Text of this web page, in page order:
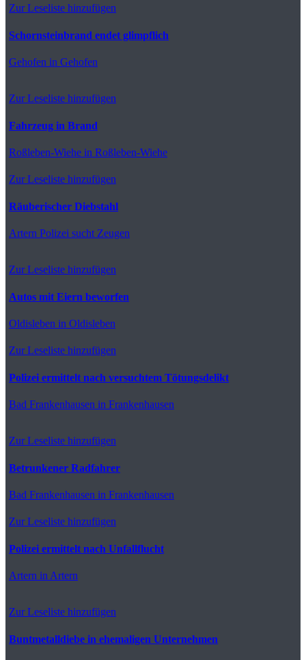
Zur Leseliste hinzufügen
Schornsteinbrand endet glimpflich
Gehofen in Gehofen
Zur Leseliste hinzufügen
Fahrzeug in Brand
Roßleben-Wiehe in Roßleben-Wiehe
Zur Leseliste hinzufügen
Räuberischer Diebstahl
Artern Polizei sucht Zeugen
Zur Leseliste hinzufügen
Autos mit Eiern beworfen
Oldisleben in Oldisleben
Zur Leseliste hinzufügen
Polizei ermittelt nach versuchtem Tötungsdelikt
Bad Frankenhausen in Frankenhausen
Zur Leseliste hinzufügen
Betrunkener Radfahrer
Bad Frankenhausen in Frankenhausen
Zur Leseliste hinzufügen
Polizei ermittelt nach Unfallflucht
Artern in Artern
Zur Leseliste hinzufügen
Buntmetalldiebe in ehemaligen Unternehmen